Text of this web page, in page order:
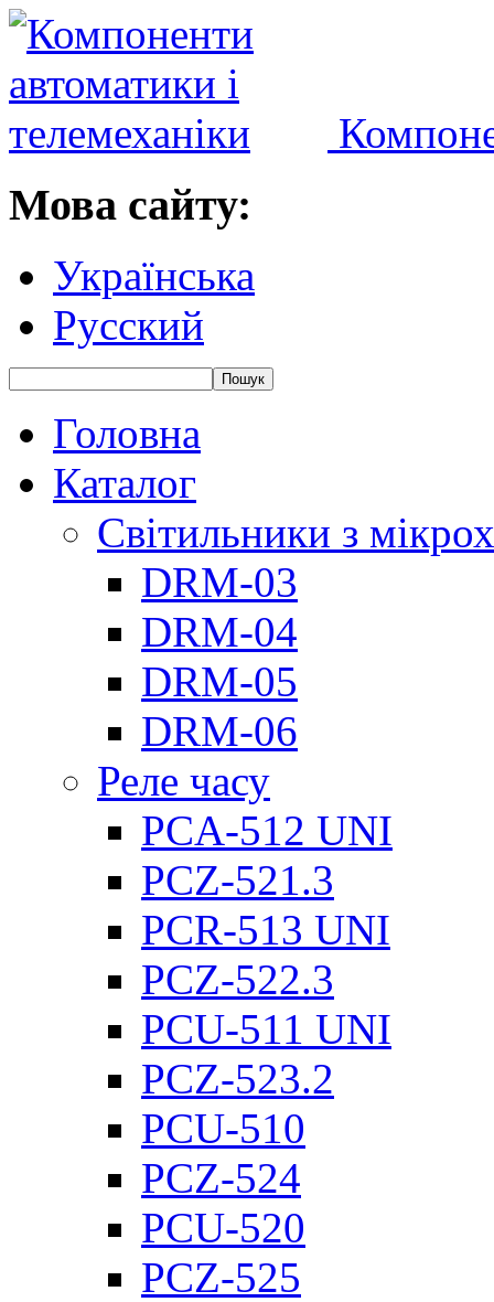
Мова сайту:
Українська
Русский
Головна
Каталог
Світильники з
DRM-03
DRM-04
DRM-05
DRM-06
Реле часу
PCA-512 UNI
PCZ-521.3
PCR-513 UNI
PCZ-522.3
PCU-511 UNI
PCZ-523.2
PCU-510
PCZ-524
PCU-520
PCZ-525